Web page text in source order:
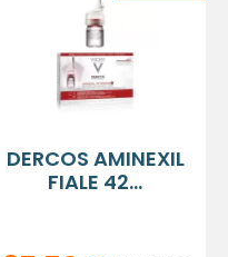
DERCOS AMINEXIL
FIALE 42...